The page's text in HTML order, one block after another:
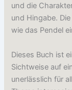
und die
und Hingabe.
wie das Pendel
Dieses Buch ist
Sichtweise auf
unerlässlich für